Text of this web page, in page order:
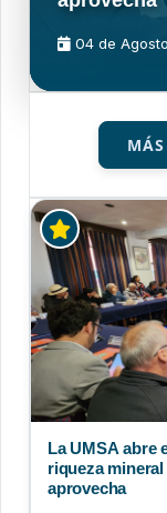
04 de Agosto
La UMSA abre
riqueza
aprovecha